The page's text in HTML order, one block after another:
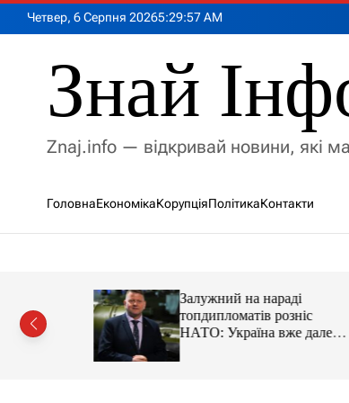
Четвер, 6 Серпня 20265:29:59AM
Знай
Znaj.info — відкривай новини, які
ГоловнаЕкономікаКорупціяПолітикаКонтакти
Залужний на нараді
топдипломатів розніс
НАТО: Україна вже далеко
попереду